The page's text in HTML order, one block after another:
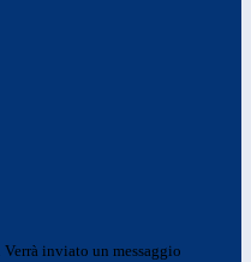
Verrà inviato un messaggio